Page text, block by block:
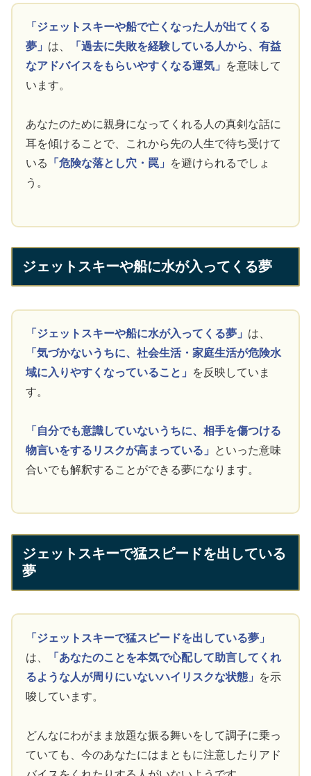
「ジェットスキーや船で亡くなった人が出てくる
夢」 は、
「過去に失敗を経験している人から、有益
なアドバイスをもらいやすくなる運気」
を意味して
います。
あなたのために親身になってくれる人の真剣な話に
耳を傾けることで、これから先の人生で待ち受けて
いる
「危険な落とし穴・罠」
を避けられるでしょ
う。
ジェットスキーや船に水が入ってくる夢
「ジェットスキーや船に水が入ってくる夢」 は、
「気づかないうちに、社会生活・家庭生活が危険水
域に入りやすくなっていること」
を反映していま
す。
「自分でも意識していないうちに、相手を傷つける
物言いをするリスクが高まっている」
といった意味
合いでも解釈することができる夢になります。
ジェットスキーで猛スピードを出している
夢
「ジェットスキーで猛スピードを出している夢」
は、
「あなたのことを本気で心配して助言してくれ
るような人が周りにいないハイリスクな状態」
を示
唆しています。
どんなにわがまま放題な振る舞いをして調子に乗っ
ていても、今のあなたにはまともに注意したりアド